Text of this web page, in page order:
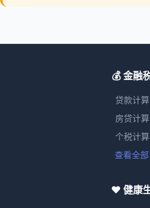
💰 金融
贷款计
房贷计
个税计
查看全
❤️ 健康